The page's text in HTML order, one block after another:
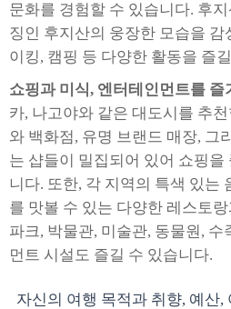
문화를 경험할 수 있습니다. 후
징인 후지산의 웅장한 모습을 감
이킹, 캠핑 등 다양한 활동을 즐
쇼핑과 미식, 엔터테인먼트를 즐
카, 나고야와 같은 대도시를 추
와 백화점, 유명 브랜드 매장, 그
는 샵들이 밀집되어 있어 쇼핑을
니다. 또한, 각 지역의 특색 있는
를 맛볼 수 있는 다양한 레스토
파크, 박물관, 미술관, 동물원, 수
먼트 시설도 즐길 수 있습니다.
자신의 여행 목적과 취향, 예산,